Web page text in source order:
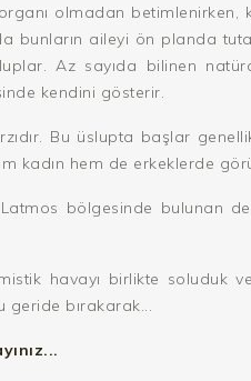
olmadan betimlenirken,
bunların aileyi ön planda
Az sayıda bilinen
kendini gösterir.
Bu üslupta başlar
kadın hem de erkeklerde
Latmos bölgesinde bulunan
havayı birlikte soluduk
bırakarak...